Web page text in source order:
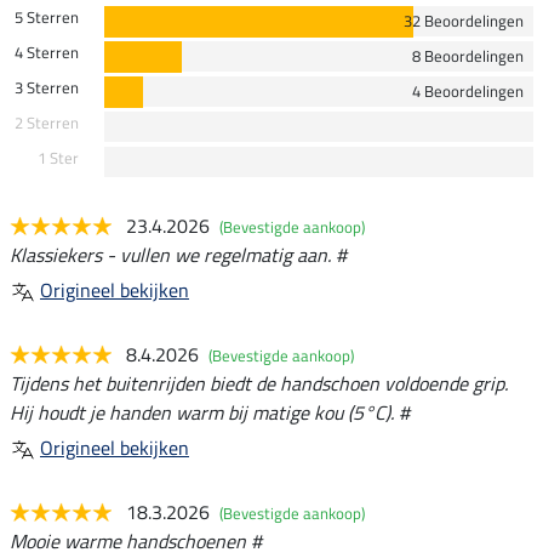
5 Sterren
32 Beoordelingen
4 Sterren
8 Beoordelingen
3 Sterren
4 Beoordelingen
2 Sterren
1 Ster
23.4.2026 (Bevestigde aankoop)
Klassiekers - vullen we regelmatig aan. #
Origineel bekijken
8.4.2026 (Bevestigde aankoop)
Tijdens het buitenrijden biedt de handschoen voldoende grip.
Hij houdt je handen warm bij matige kou (5°C). #
Origineel bekijken
18.3.2026 (Bevestigde aankoop)
Mooie warme handschoenen #